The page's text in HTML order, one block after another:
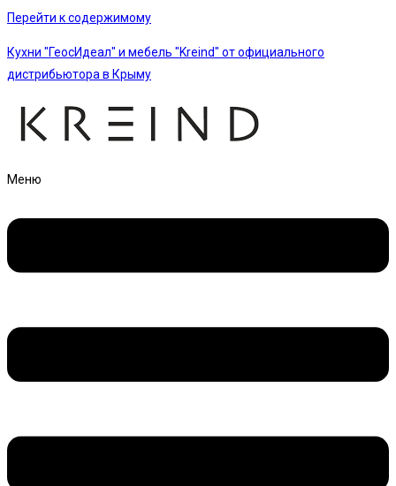
Перейти к содержимому
Кухни "ГеосИдеал" и мебель "Kreind" от официального
дистрибьютора в Крыму
Меню